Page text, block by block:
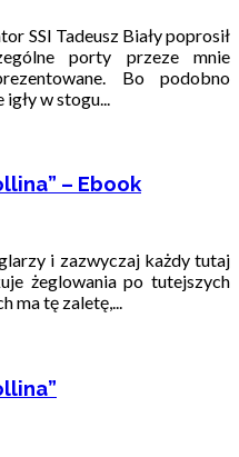
SSI Tadeusz Biały poprosił
porty przeze mnie
Bo podobno
w stogu...
– Ebook
i zazwyczaj każdy tutaj
żeglowania po tutejszych
ma tę zaletę,...